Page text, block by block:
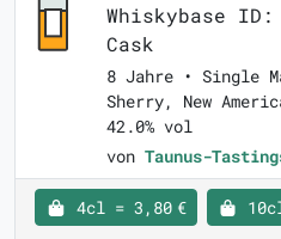
Whiskybase ID:
Cask
8 Jahre • Single
Sherry, New
42.0% vol
von Taunus-
4cl = 3,80 €